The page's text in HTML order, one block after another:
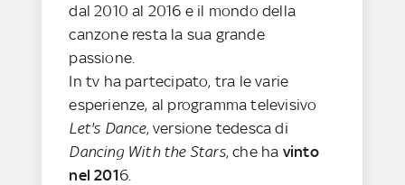
dal 2010 al 2016 e il mondo della
canzone resta la sua grande
passione.
In tv ha partecipato, tra le varie
esperienze, al programma televisivo
Let's Dance, versione tedesca di
Dancing With the Stars, che ha vinto
nel 2016.